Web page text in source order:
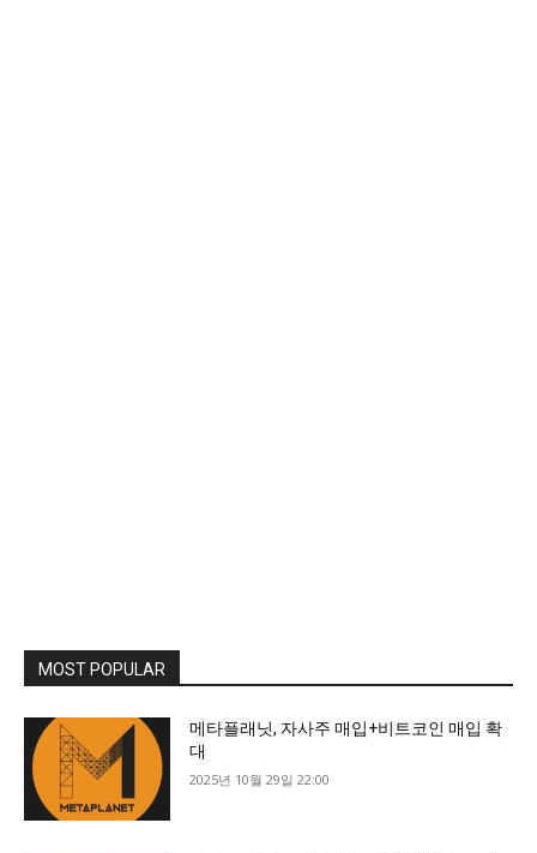
MOST POPULAR
메타플래닛, 자사주 매입+비트코인 매입 확
대
2025년 10월 29일 22:00